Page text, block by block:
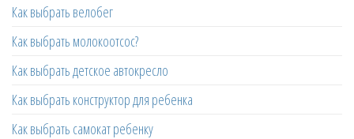
Как выбрать велобег
Как выбрать молокоотсос?
Как выбрать детское автокресло
Как выбрать конструктор для ребенка
Как выбрать самокат ребенку